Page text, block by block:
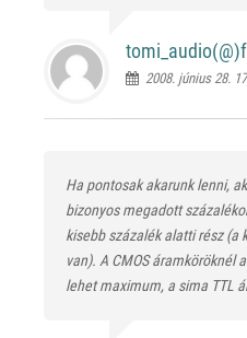
tomi_audio(@)
2008. június 28.
Ha pontosak akarunk lenni,
bizonyos megadott
kisebb százalék alatti rész (a
van). A CMOS áramköröknél
lehet maximum, a sima TTL